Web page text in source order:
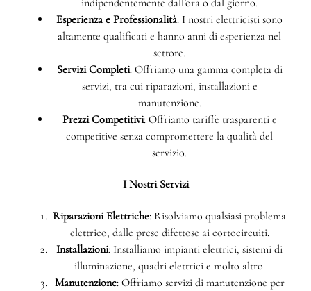
indipendentemente dall’ora o dal giorno.
Esperienza e Professionalità: I nostri elettricisti sono
altamente qualificati e hanno anni di esperienza nel
settore.
Servizi Completi: Offriamo una gamma completa di
servizi, tra cui riparazioni, installazioni e
manutenzione.
Prezzi Competitivi: Offriamo tariffe trasparenti e
competitive senza compromettere la qualità del
servizio.
I Nostri Servizi
Riparazioni Elettriche: Risolviamo qualsiasi problema
elettrico, dalle prese difettose ai cortocircuiti.
Installazioni: Installiamo impianti elettrici, sistemi di
illuminazione, quadri elettrici e molto altro.
Manutenzione: Offriamo servizi di manutenzione per